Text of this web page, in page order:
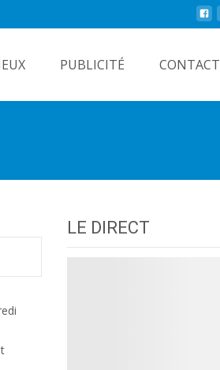
PUBLICITÉ CONTACT
LE DIRECT